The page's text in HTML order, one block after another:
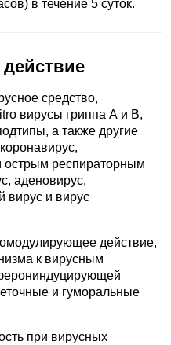
в течение 5 суток.
средство,
вирусы гриппа А и В,
а также другие
респираторным
аденовирус,
вирус и вирус
действие,
к вирусным
и гуморальные
при вирусных